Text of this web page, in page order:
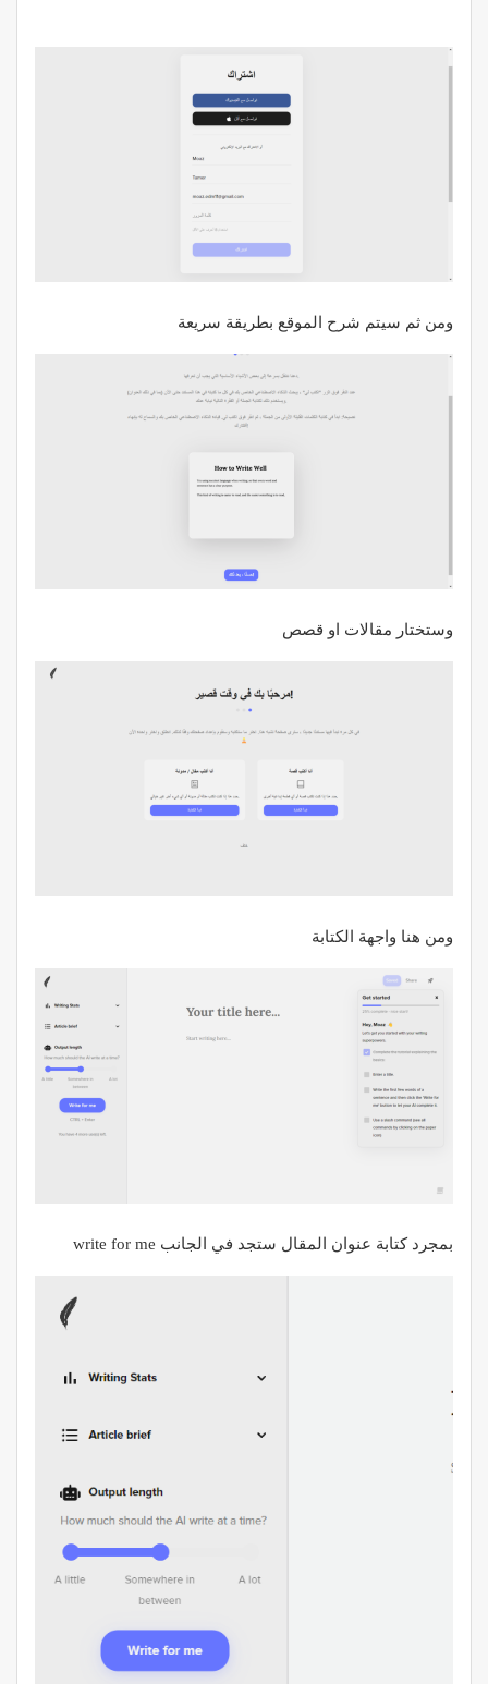
ومن ثم سيتم شرح الموقع بطريقة سريعة
وستختار مقالات او قصص
ومن هنا واجهة الكتابة
بمجرد كتابة عنوان المقال ستجد في الجانب write for me